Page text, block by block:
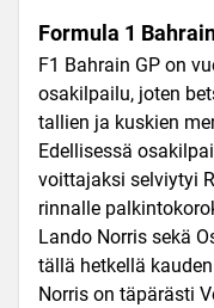
Formula 1
F1 Bahrain GP on
osakilpailu, joten
tallien ja kuskien
Edellisessä
voittajaksi selviytyi
rinnalle
Lando Norris sekä
tällä hetkellä
Norris on täpärästi